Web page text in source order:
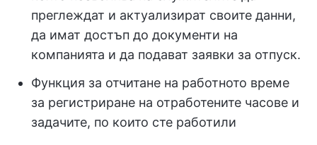
преглеждат и актуализират своите данни,
да имат достъп до документи на
компанията и да подават заявки за отпуск.
Функция за отчитане на работното време
за регистриране на отработените часове и
задачите, по които сте работили